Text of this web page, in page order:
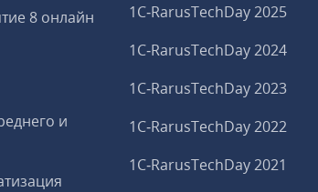
8 онлайн
и
1C‑RarusTechDay 2025
1C‑RarusTechDay 2024
1C‑RarusTechDay 2023
1C‑RarusTechDay 2022
1C‑RarusTechDay 2021